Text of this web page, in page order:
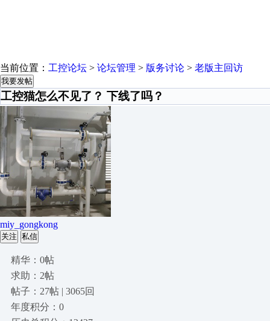
当前位置： 工控论坛 > 论坛管理 > 版务讨论 > 老版主回访
我要发帖
工控猫怎么不见了？ 下线了吗？
miy_gongkong
关注 私信
精华：0帖
求助：2帖
帖子：27帖 | 3065回
年度积分：0